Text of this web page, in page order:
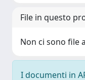
File in questo
Non ci sono file
I documenti in